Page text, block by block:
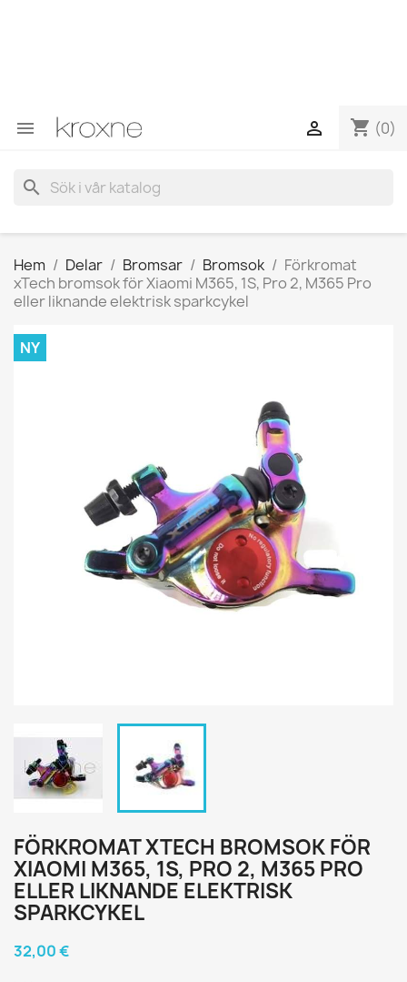
 shopping_cart (0)

search
Hem Delar Bromsar Bromsok
Förkromat
xTech bromsok för Xiaomi M365, 1S, Pro 2, M365 Pro
eller liknande elektrisk sparkcykel
NY
FÖRKROMAT XTECH BROMSOK FÖR
XIAOMI M365, 1S, PRO 2, M365 PRO
ELLER LIKNANDE ELEKTRISK
SPARKCYKEL
32,00 €